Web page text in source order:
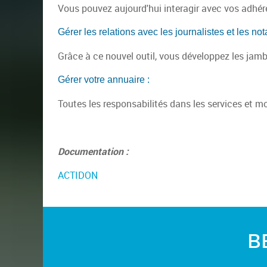
Vous pouvez aujourd'hui interagir avec vos
Gérer les relations avec les journalistes et les
Grâce à ce nouvel outil, vous développez les
Gérer votre annuaire :
Toutes les responsabilités dans les services et
Documentation :
ACTIDON